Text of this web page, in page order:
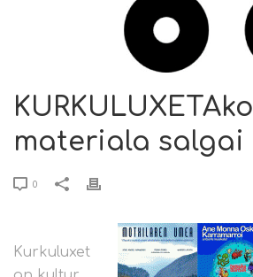
KURKULUXETAko
materiala salgai
0
Kurkuluxet